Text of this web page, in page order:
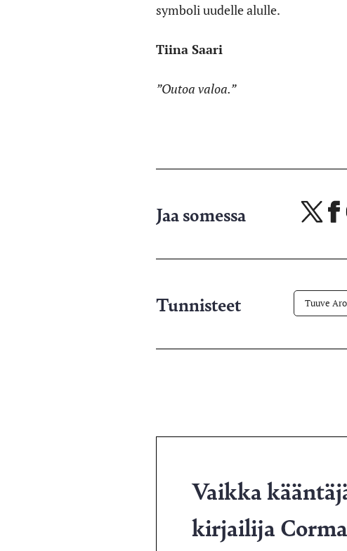
symboli uudelle alulle.
Tiina Saari
”Outoa valoa.”
Jaa somessa
Jaa
Jaa
Tunnisteet Tuuve Aro
Vaikka
kirjailija